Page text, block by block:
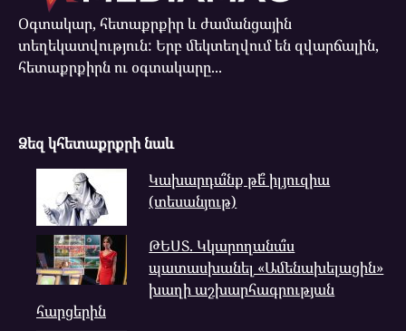
Օգտակար, հետաքրքիր և ժամանցային
տեղեկատվություն: Երբ մեկտեղվում են զվարճալին,
հետաքրքիրն ու օգտակարը...
Ձեզ կհետաքրքրի նաև
Կախարդա՞նք թե՞ իլյուզիա
(տեսանյութ)
ԹԵՍՏ. Կկարողանա՞ս
պատասխանել «Ամենախելացին»
խաղի աշխարհագրության
հարցերին